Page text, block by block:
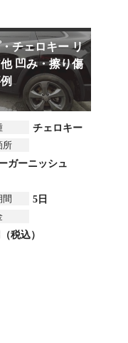
チェロキー リ
凹み・擦り傷
チェロキー
所
ガーニッシュ
間
5日
税込）